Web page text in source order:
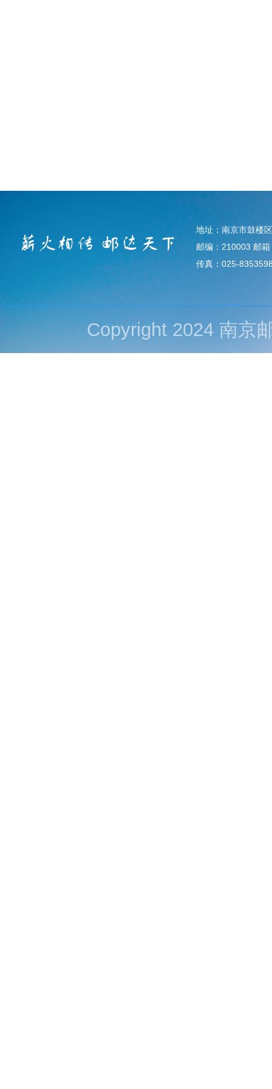
地址：南京市鼓楼
邮编：210003 邮
传真：025-
Copyright 2024 南京